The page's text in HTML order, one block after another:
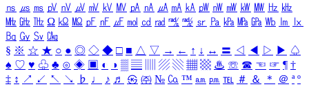
㎱ ㎲ ㎳ ㎴ ㎵ ㎶ ㎷ ㎸ ㎹ ㎀ ㎁ ㎂ ㎃ ㎄ ㎺ ㎻ ㎽ ㎾ ㎿ ㎐ ㎑
㎒ ㎓ ㎔ Ω ㏀ ㏁ ㎊ ㎋ ㎌ ㏖ ㏅ ㎭ ㎮ ㎯ ㏛ ㎩ ㎪ ㎫ ㎬ ㏝ ㏐
㏓
㏃ ㏉ ㏜ ㏆
§ ※ ☆ ★ ○ ● ◎ ◇ ◆ □ ■ △ ▽ → ← ↑ ↓ ↔ 〓 ◁ ◀ ▷ ▶ ♤
♠ ♡ ♥ ♧ ♣ ⊙ ◈ ▣ ◐ ◑ ▒ ▤ ▨ ▧ ▦ ▩ ♨ ☏ ☎ ☜ ☞ ¶ †
‡ ↕ ↗ ↙ ↖ ↘ ♭ ♩ ♪ ♬ ㉿ ㈜ № ㏇ ™ ㏂ ㏘ ℡ ＃ ＆ ＊ ＠ ª º